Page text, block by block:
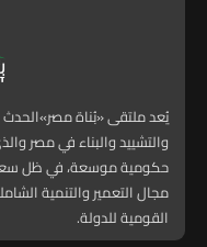
يُعد ملتقى «بُناة
حكومية موسعة، في ظل سعي
مجال التعمير والتنمية
القومية للدولة.